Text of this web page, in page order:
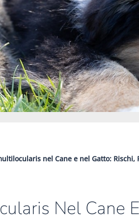
nel Cane e nel Gatto: Rischi,
Nel Cane